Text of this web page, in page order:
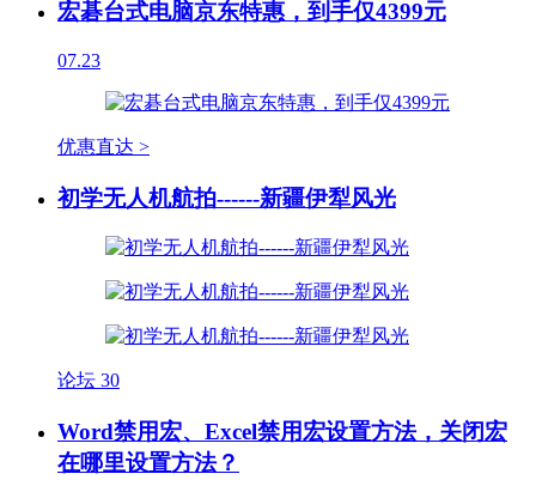
宏碁台式电脑京东特惠，到手仅4399元
07.23
优惠直达 >
初学无人机航拍------新疆伊犁风光
论坛 30
Word禁用宏、Excel禁用宏设置方法，关闭宏
在哪里设置方法？